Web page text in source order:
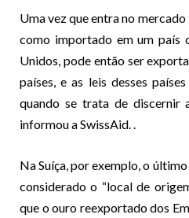
Uma vez que entra no
como importado em um país
Unidos, pode então ser
países, e as leis desses
quando se trata de discernir
informou a SwissAid. .
Na Suíça, por exemplo, o
considerado o “local de
que o ouro reexportado dos